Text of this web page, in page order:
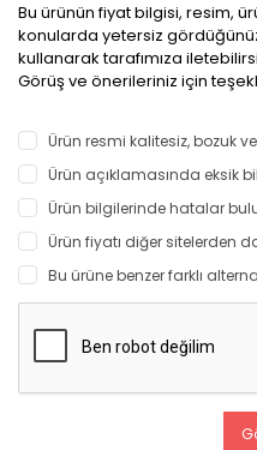
Bu ürünün fiyat bilgisi, resim,
konularda yetersiz
kullanarak tarafımıza
Görüş ve önerileriniz için
Ürün resmi kalitesiz, bozuk
Ürün açıklamasında eksik
Ürün bilgilerinde hatalar
Ürün fiyatı diğer sitelerden
Bu ürüne benzer farklı